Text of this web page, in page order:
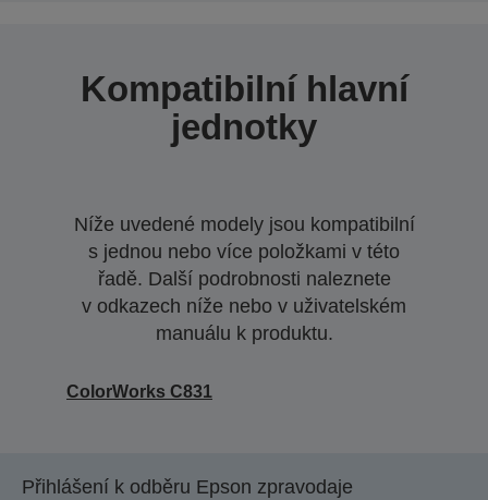
Kompatibilní hlavní
jednotky
Níže uvedené modely jsou kompatibilní
s jednou nebo více položkami v této
řadě. Další podrobnosti naleznete
v odkazech níže nebo v uživatelském
manuálu k produktu.
ColorWorks C831
Přihlášení k odběru Epson zpravodaje